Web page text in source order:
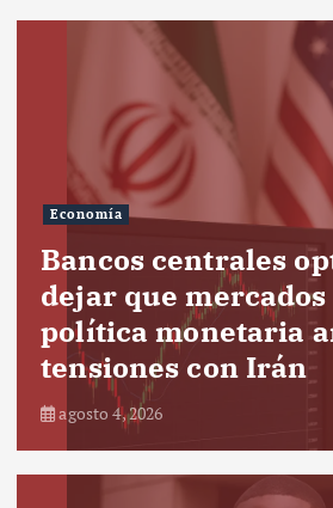
Economía
Bancos centrales
dejar que
política monetaria
tensiones con Irán
agosto 4, 2026